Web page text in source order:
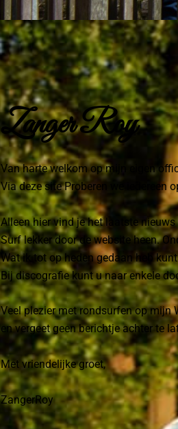
Zanger Roy
Van harte welkom op mijn eigen
Via deze site Proberen we iedereen
Alleen hier vind je het laatste nieuws
Surf lekker door de website heen.
Wat ik tot op heden gedaan heb
Bij discografie kunt u naar enkele
Veel plezier met rondsurfen op mijn
en vergeet geen berichtje achter te
Met vriendelijke groet,
ZangerRoy